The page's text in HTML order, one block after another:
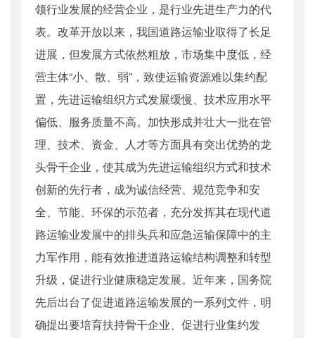
领行业发展的经营企业，是行业先进生产力的代
表。改革开放以来，我国道路运输业取得了长足
进展，但发展方式依然粗放，市场集中度低，经
营主体“小、散、弱”，致使运输资源难以集约配
置，先进运输组织方式发展缓慢、技术应用水平
偏低、服务质量不高。加快形成并壮大一批在管
理、技术、资金、人才等方面具有突出优势的龙
头骨干企业，使其成为先进运输组织方式和技术
创新的先行者，成为诚信经营、规范竞争和安
全、节能、环保的示范者，充分发挥其在现代道
路运输业发展中的排头兵和应急运输保障中的主
力军作用，能有效推进道路运输结构调整和转型
升级，促进行业健康稳定发展。近年来，国务院
先后出台了促进道路运输发展的一系列文件，明
确提出要培育扶持骨干企业、促进行业集约发